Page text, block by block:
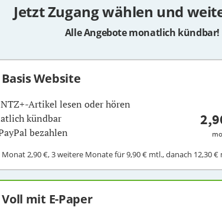
Jetzt Zugang wählen und
Alle Angebote monatlich kündbar!
Website
Artikel lesen oder hören
kündbar
bezahlen
Monat2,90 €, 3 weitere Monate für9,90 €mtl., danach 12,30 €
mit E-Paper